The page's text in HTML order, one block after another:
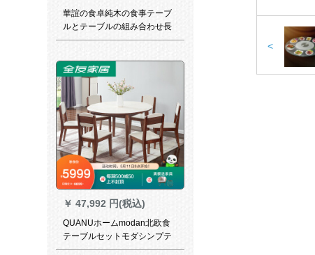
華誼の食卓純木の食事テーブ
ルとテーブルの組み合わせ長
方形のテーブル北欧の食卓一
1.4メートルのテーブル
￥ 47,992 円(税込)
QUANUホームmodan北欧食
テーブルセットモダシンプテ
ーブル123616テーブル
<